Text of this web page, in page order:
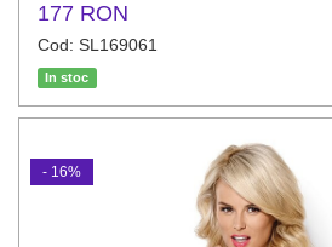
177 RON
Cod: SL169061
In stoc
- 16%